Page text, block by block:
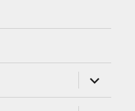
extinde
meniul
copil